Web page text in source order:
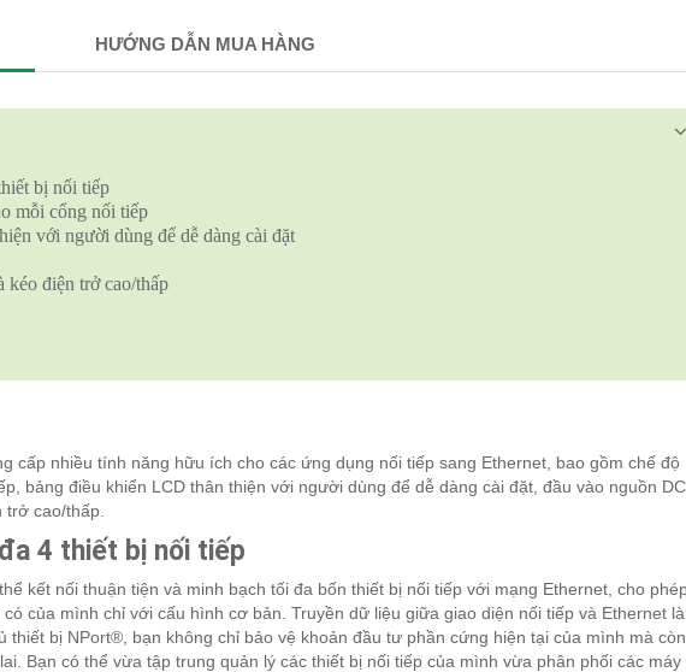
HƯỚNG DẪN MUA HÀNG
bị nối tiếp
mỗi cổng nối tiếp
với người dùng để dễ dàng cài đặt
kéo điện trở cao/thấp
cấp nhiều tính năng hữu ích cho các ứng dụng nối tiếp sang Ethernet, bao gồm chế độ
bảng điều khiển LCD thân thiện với người dùng để dễ dàng cài đặt, đầu vào nguồn DC
trở cao/thấp.
4 thiết bị nối tiếp
kết nối thuận tiện và minh bạch tối đa bốn thiết bị nối tiếp với mạng Ethernet, cho
của mình chỉ với cấu hình cơ bản. Truyền dữ liệu giữa giao diện nối tiếp và Ethernet là
thiết bị NPort®, bạn không chỉ bảo vệ khoản đầu tư phần cứng hiện tại của mình mà còn
Bạn có thể vừa tập trung quản lý các thiết bị nối tiếp của mình vừa phân phối các máy